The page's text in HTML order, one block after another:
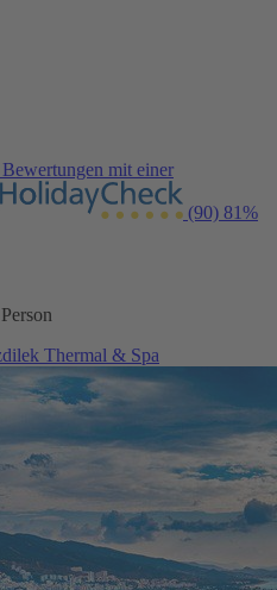
mit einer
(90) 81%
Thermal & Spa